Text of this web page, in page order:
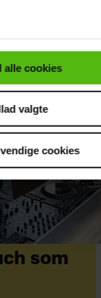
.
alle cookies
valgte
cookies
som